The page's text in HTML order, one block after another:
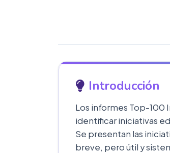
Introducción
Los informes Top-
identificar iniciativas
Se presentan las
breve, pero útil y